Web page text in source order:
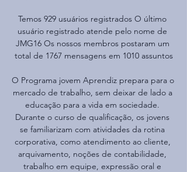
Temos 929 usuários registrados O último
usuário registrado atende pelo nome de
JMG16 Os nossos membros postaram um
total de 1767 mensagens em 1010 assuntos
O Programa jovem Aprendiz prepara para o
mercado de trabalho, sem deixar de lado a
educação para a vida em sociedade.
Durante o curso de qualificação, os jovens
se familiarizam com atividades da rotina
corporativa, como atendimento ao cliente,
arquivamento, noções de contabilidade,
trabalho em equipe, expressão oral e